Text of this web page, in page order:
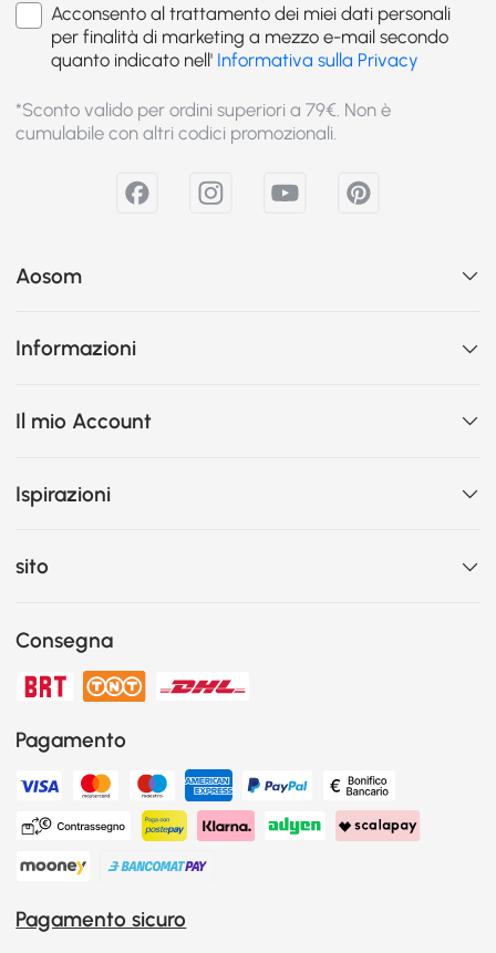
Acconsento al trattamento dei miei dati personali
per finalità di marketing a mezzo e-mail secondo
quanto indicato nell' Informativa sulla Privacy
*Sconto valido per ordini superiori a 79€. Non è
cumulabile con altri codici promozionali.
Aosom
Informazioni
Il mio Account
Ispirazioni
sito
Consegna
Pagamento
Pagamento sicuro